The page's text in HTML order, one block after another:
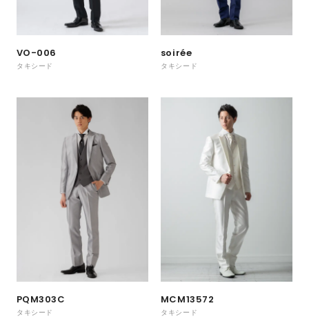
VO-006
タキシード
soirée
タキシード
PQM303C
タキシード
MCM13572
タキシード